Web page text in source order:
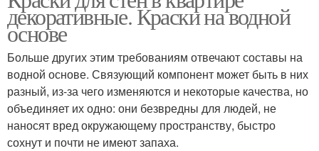
декоративные. Краски на водной
основе
Больше других этим требованиям отвечают составы на
водной основе. Связующий компонент может быть в них
разный, из-за чего изменяются и некоторые качества, но
объединяет их одно: они безвредны для людей, не
наносят вред окружающему пространству, быстро
сохнут и почти не имеют запаха.